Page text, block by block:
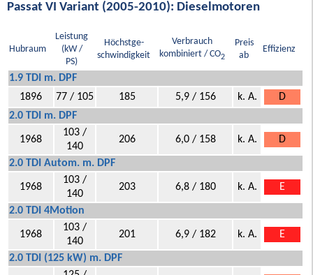
Passat VI Variant (2005-2010): Dieselmotoren
Hubraum
Leistung
(kW /
PS)
Höchstge-
schwindigkeit
Verbrauch
kombiniert / CO2
Preis
ab
Effizienz
1.9 TDI m. DPF
1896
77 / 105 185 5,9 / 156 k. A.
D
2.0 TDI m. DPF
1968
103 /
140
206 6,0 / 158 k. A. D
2.0 TDI Autom. m. DPF
1968
103 /
140
203 6,8 / 180 k. A. E
2.0 TDI 4Motion
1968
103 /
140
201 6,9 / 182 k. A. E
2.0 TDI (125 kW) m. DPF